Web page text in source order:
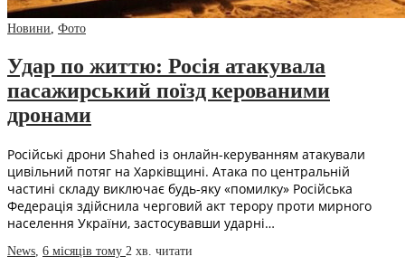
Новини, Фото
Удар по життю: Росія атакувала
пасажирський поїзд керованими
дронами
Російські дрони Shahed із онлайн-керуванням атакували
цивільний потяг на Харківщині. Атака по центральній
частині складу виключає будь-яку «помилку» Російська
Федерація здійснила черговий акт терору проти мирного
населення України, застосувавши ударні…
News, 6 місяців тому 2 хв. читати